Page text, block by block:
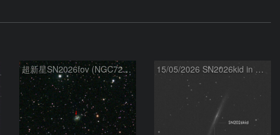
超新星SN2026fov (NGC7292) 5/17 15/05/2026 SN2026kid in NGC5907